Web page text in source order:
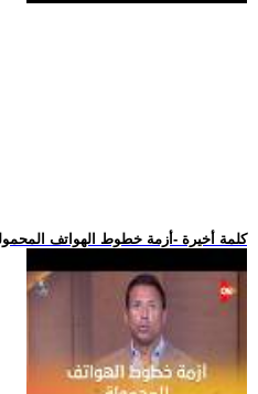
.. كلمة أخيرة -أزمة خطوط الهواتف